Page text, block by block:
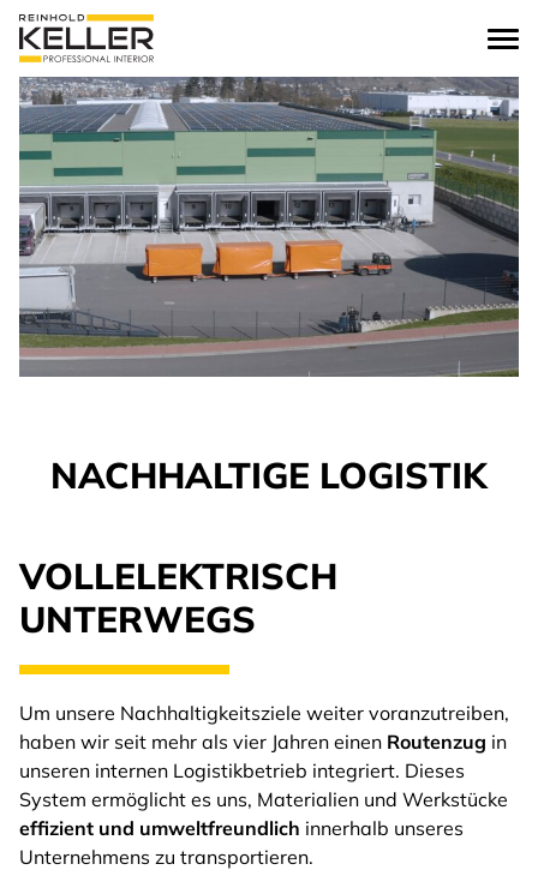
zum Inhalt springen
NACHHALTIGE LOGISTIK
VOLLELEKTRISCH
UNTERWEGS
Um unsere Nachhaltigkeitsziele weiter voranzutreiben,
haben wir seit mehr als vier Jahren einen Routenzug in
unseren internen Logistikbetrieb integriert. Dieses
System ermöglicht es uns, Materialien und Werkstücke
effizient und umweltfreundlich innerhalb unseres
Unternehmens zu transportieren.